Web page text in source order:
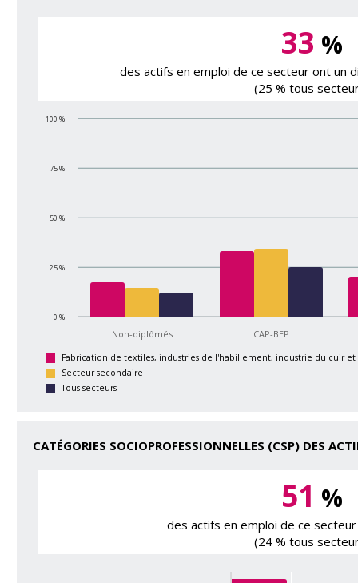
33 %
des actifs en emploi de ce secteur ont un
(25 % tous
Non-diplômés CAP-BEP
0 %
25 %
50 %
75 %
100 %
Fabrication de textiles, industries de l'habillement, industrie du cuir et
Secteur secondaire
Tous secteurs
CATÉGORIES SOCIOPROFESSIONNELLES (CSP) DES
51 %
des actifs en emploi de ce
(24 % tous